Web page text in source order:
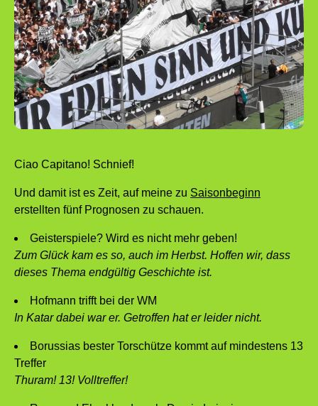
Ciao Capitano! Schnief!
Und damit ist es Zeit, auf meine zu Saisonbeginn
erstellten fünf Prognosen zu schauen.
Geisterspiele? Wird es nicht mehr geben!
Zum Glück kam es so, auch im Herbst. Hoffen wir, dass
dieses Thema endgültig Geschichte ist.
Hofmann trifft bei der WM
In Katar dabei war er. Getroffen hat er leider nicht.
Borussias bester Torschütze kommt auf mindestens 13
Treffer
Thuram! 13! Volltreffer!